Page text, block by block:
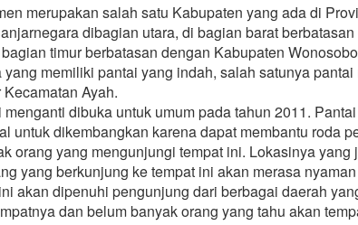
salah satu Kabupaten yang ada di
dibagian utara, di bagian barat
timur berbatasan dengan Kabupaten
memiliki pantai yang indah, salah satunya
Ayah.
dibuka untuk umum pada tahun 2011. Pantai
untuk dikembangkan karena dapat membantu roda
orang yang mengunjungi tempat ini. Lokasinya
yang berkunjung ke tempat ini akan merasa
akan dipenuhi pengunjung dari berbagai daerah
dan belum banyak orang yang tahu akan